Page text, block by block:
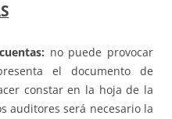
no puede provocar
el documento de
constar en la hoja de la
auditores será necesario la